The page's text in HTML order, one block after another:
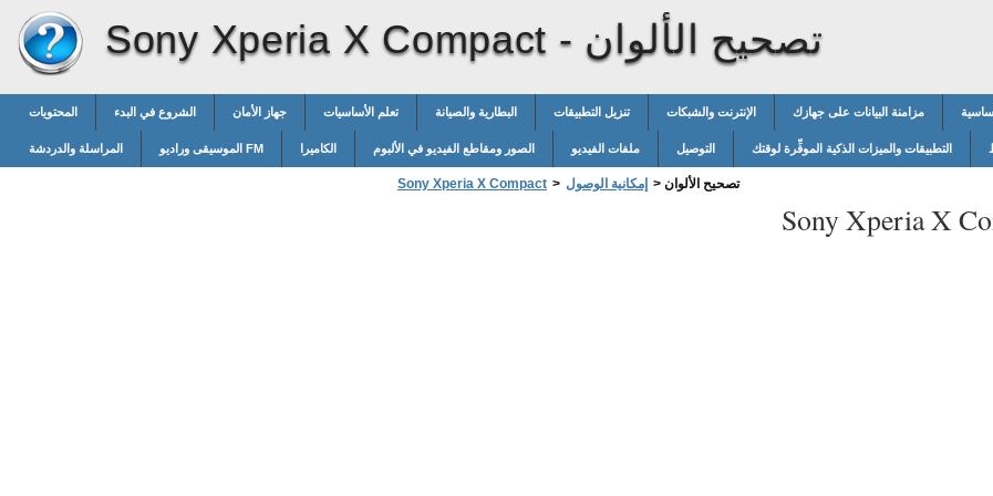
Sony Xperia X Compact - تصحيح الألوان
المحتويات الشروع في البدء جهاز الأمان تعلم الأساسيات البطارية والصيانة تنزيل التطبيقات الإنترنت والشبكات مزامنة البيانات على جهازك
المراسلة والدردشة الموسيقى وراديو FM الكاميرا الصور ومقاطع الفيديو في الألبوم ملفات الفيديو التوصيل التطبيقات والميزات الذكية الموفِّرة لوقتك
Sony Xperia X Compact > إمكانية الوصول > تصحيح الألوان
Sony Xperia X